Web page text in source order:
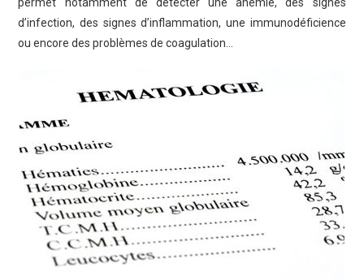
d’infection, des signes d’inflammation, une immunodéficience
ou encore des problèmes de coagulation…